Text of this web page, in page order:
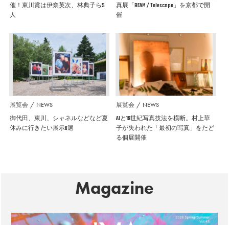
催！東川賞は伊奈英次、林典子ら5
人
真展「BEAM / Telescope」を京都で開
催
展覧会 NEWS
御代田、東川、シャネルなどなど夏
休みに行きたい展示6選
展覧会 NEWS
AIと19世紀写真技法を横断。村上華
子が失われた「最初の写真」をたど
る個展開催
Magazine